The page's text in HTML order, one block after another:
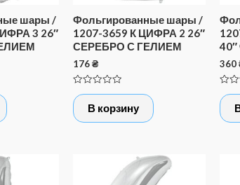
шары /
3 26″
Фольгированные шары /
1207-3659 К ЦИФРА 2 26″
СЕРЕБРО С ГЕЛИЕМ
176₴
Оценка
0
5
В корзину
360
0
5